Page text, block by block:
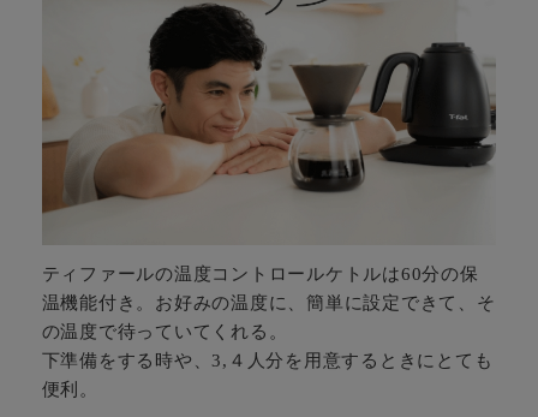
ティファールの温度コントロールケトルは60分の保
温機能付き。お好みの温度に、簡単に設定できて、そ
の温度で待っていてくれる。
下準備をする時や、3,４人分を用意するときにとても
便利。